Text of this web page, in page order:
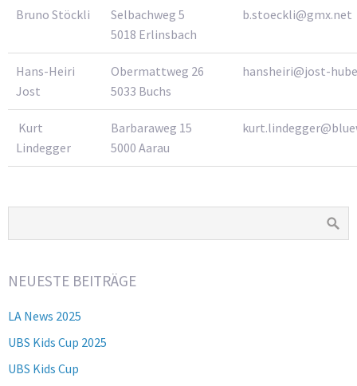
Bruno Stöckli
Selbachweg 5
5018 Erlinsbach
b.stoeckli@gmx.net
Hans-Heiri
Jost
Obermattweg 26
5033 Buchs
hansheiri@jost-
Kurt
Lindegger
Barbaraweg 15
5000 Aarau
NEUESTE BEITRÄGE
LA News 2025
UBS Kids Cup 2025
UBS Kids Cup